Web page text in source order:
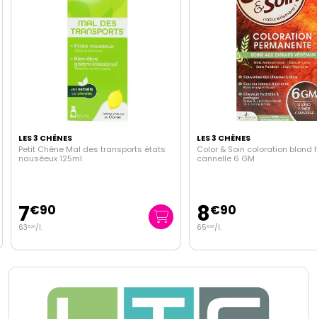
LES 3 CHÊNES
Petit Chêne Mal des transports états
nauséeux 125ml
7€90
63€20/l.
LES 3 CHÊNES
Color & Soin coloration blond
cannelle 6 GM
8€90
65€93/l.